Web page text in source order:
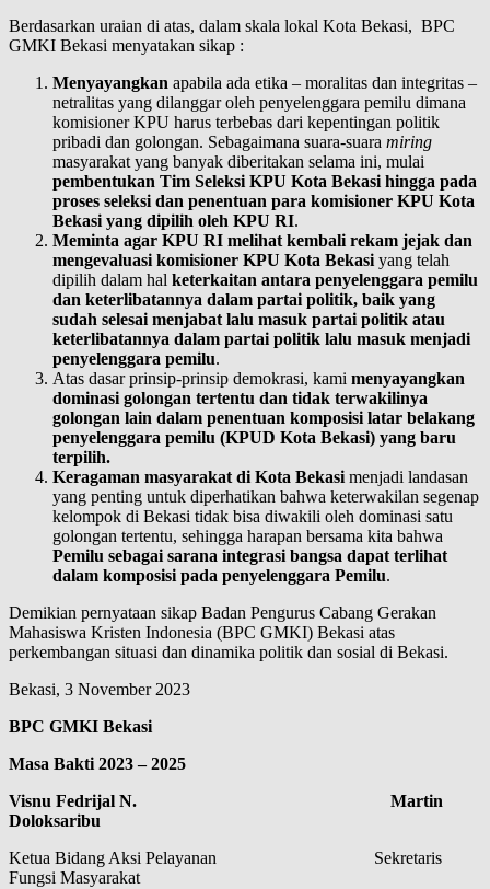
Berdasarkan uraian di atas, dalam skala lokal Kota Bekasi, BPC
GMKI Bekasi menyatakan sikap :
Menyayangkan apabila ada etika – moralitas dan integritas –
netralitas yang dilanggar oleh penyelenggara pemilu dimana
komisioner KPU harus terbebas dari kepentingan politik
pribadi dan golongan. Sebagaimana suara-suara miring
masyarakat yang banyak diberitakan selama ini, mulai
pembentukan Tim Seleksi KPU Kota Bekasi hingga pada
proses seleksi dan penentuan para komisioner KPU Kota
Bekasi yang dipilih oleh KPU RI.
Meminta agar KPU RI melihat kembali rekam jejak dan
mengevaluasi komisioner KPU Kota Bekasi yang telah
dipilih dalam hal keterkaitan antara penyelenggara pemilu
dan keterlibatannya dalam partai politik, baik yang
sudah selesai menjabat lalu masuk partai politik atau
keterlibatannya dalam partai politik lalu masuk menjadi
penyelenggara pemilu.
Atas dasar prinsip-prinsip demokrasi, kami menyayangkan
dominasi golongan tertentu dan tidak terwakilinya
golongan lain dalam penentuan komposisi latar belakang
penyelenggara pemilu (KPUD Kota Bekasi) yang baru
terpilih.
Keragaman masyarakat di Kota Bekasi menjadi landasan
yang penting untuk diperhatikan bahwa keterwakilan segenap
kelompok di Bekasi tidak bisa diwakili oleh dominasi satu
golongan tertentu, sehingga harapan bersama kita bahwa
Pemilu sebagai sarana integrasi bangsa dapat terlihat
dalam komposisi pada penyelenggara Pemilu.
Demikian pernyataan sikap Badan Pengurus Cabang Gerakan
Mahasiswa Kristen Indonesia (BPC GMKI) Bekasi atas
perkembangan situasi dan dinamika politik dan sosial di Bekasi.
Bekasi, 3 November 2023
BPC GMKI Bekasi
Masa Bakti 2023 – 2025
Visnu Fedrijal N. Martin
Doloksaribu
Ketua Bidang Aksi Pelayanan Sekretaris
Fungsi Masyarakat